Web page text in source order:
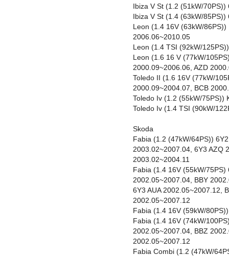
Ibiza V St (1.2 (51kW/70PS))
Ibiza V St (1.4 (63kW/
Leon (1.4 16V (63kW/
2006.06~2010.05
Leon (1.4 TSI (92kW/
Leon (1.6 16 V (77kW/
2000.09~2006.06, AZD
Toledo II (1.6 16V (77kW/
2000.09~2004.07, BCB
Toledo Iv (1.2 (55kW/75PS))
Toledo Iv (1.4 TSI (90kW/
Skoda
Fabia (1.2 (47kW/64PS))
2003.02~2007.04, 6Y3 AZQ
2003.02~2004.11
Fabia (1.4 16V (55kW/75PS)
2002.05~2007.04, BBY
6Y3 AUA 2002.05~2007.12,
2002.05~2007.12
Fabia (1.4 16V (59kW/
Fabia (1.4 16V (74kW/
2002.05~2007.04, BBZ
2002.05~2007.12
Fabia Combi (1.2 (47kW/